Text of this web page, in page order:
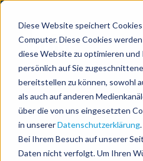
Diese Website speichert
Computer. Diese Cookies
diese Website zu optimieren und
persönlich auf Sie
bereitstellen zu können, sowohl
als auch auf anderen
über die von uns eingesetzten
in unsererDatenschutzerklärung.
Bei Ihrem Besuch auf unserer
Daten nicht verfolgt. Um Ihren